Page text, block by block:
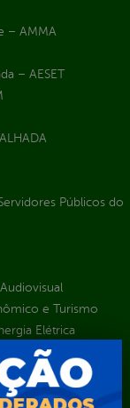
– AMMA
– AESET
Públicos do
e Turismo
Elétrica
– SAD
Hídricos –